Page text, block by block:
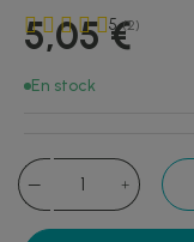
5,05 €
5 (2)
En stock